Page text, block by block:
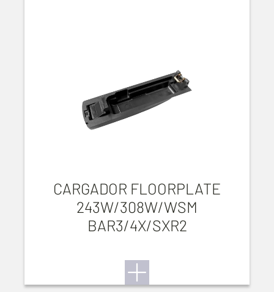
CARGADOR FLOORPLATE
243W/308W/WSM
BAR3/4X/SXR2